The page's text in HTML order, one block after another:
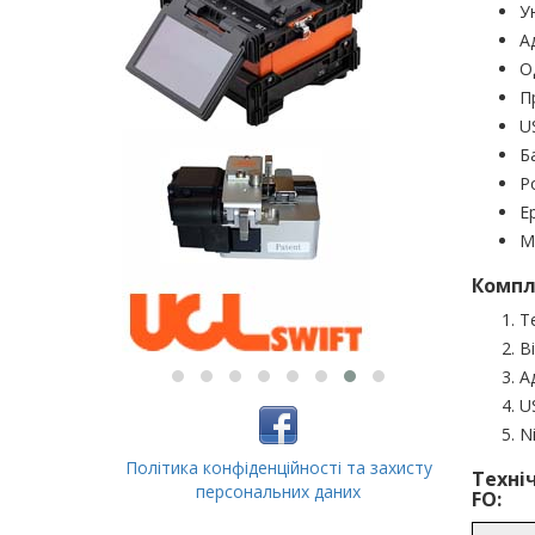
Політика конфіденційності та захисту
персональних даних
FO: